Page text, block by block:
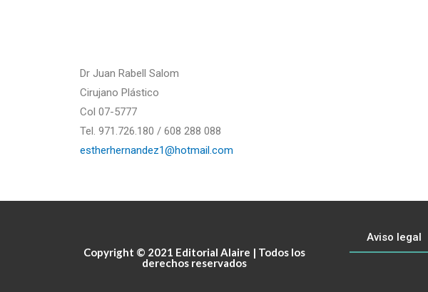
Dr Juan Rabell Salom
Cirujano Plástico
Col 07-5777
Tel. 971.726.180 / 608 288 088
estherhernandez1@hotmail.com
Copyright © 2021 Editorial Alaire | Todos los
derechos reservados
Aviso legal